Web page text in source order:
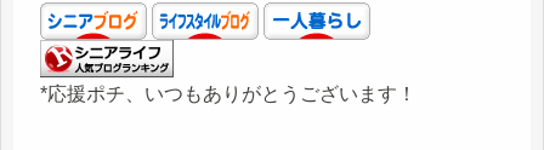
*応援ポチ、いつもありがとうございます！